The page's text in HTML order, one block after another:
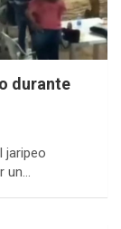
durante
jaripeo
un…